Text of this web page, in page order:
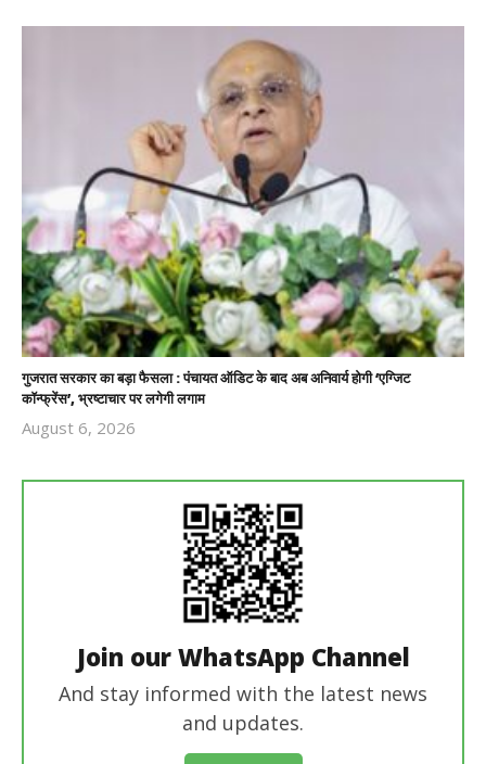
गुजरात सरकार का बड़ा फैसला : पंचायत ऑडिट के बाद अब अनिवार्य होगी ‘एग्जिट
कॉन्फ्रेंस’, भ्रष्टाचार पर लगेगी लगाम
August 6, 2026
Join our WhatsApp Channel
And stay informed with the latest news
and updates.